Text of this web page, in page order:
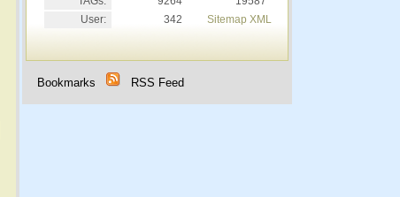
User:
342 Sitemap XML
Bookmarks RSS Feed